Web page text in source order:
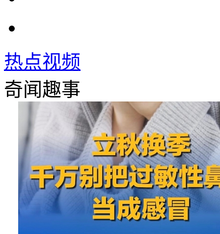
热点视频
奇闻趣事